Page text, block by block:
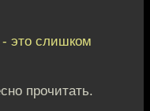
это слишком
прочитать.